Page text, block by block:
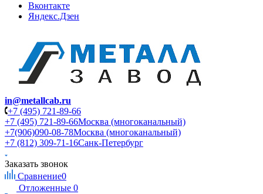
Вконтакте
Яндекс.Дзен
in@metallcab.ru
+7 (495) 721-89-66
+7 (495) 721-89-66Москва (многоканальный)
+7(906)090-08-78Москва (многоканальный)
+7 (812) 309-71-16Санк-Петербург
Заказать звонок
Сравнение0
Отложенные 0